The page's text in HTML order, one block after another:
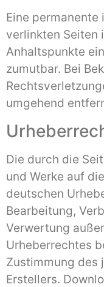
Eine
verlinkten Seiten
Anhaltspunkte
zumutbar. Bei
umgehend
Die durch die
und Werke auf
deutschen
Bearbeitung,
Verwertung
Urheberrechtes
Zustimmung des
Erstellers.